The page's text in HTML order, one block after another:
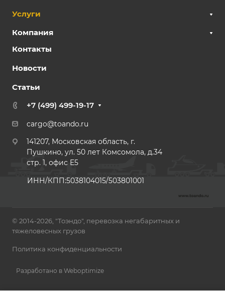
Услуги
Компания
Контакты
Новости
Статьи
+7 (499) 499-19-17
cargo@toando.ru
141207, Московская область, г.
Пушкино, ул. 50 лет Комсомола, д.34
стр. 1, офис E5
ИНН/КПП:5038104015/503801001
© 2014-2026, "Тоэндо", перевозка негабаритных и
тяжеловесных грузов
Политика конфиденциальности
Разработано в Weboptimize